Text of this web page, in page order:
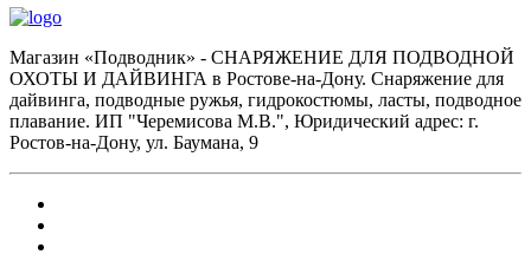
Магазин «Подводник» - СНАРЯЖЕНИЕ ДЛЯ ПОДВОДНОЙ
ОХОТЫ И ДАЙВИНГА в Ростове-на-Дону. Снаряжение для
дайвинга, подводные ружья, гидрокостюмы, ласты, подводное
плавание. ИП "Черемисова М.В.", Юридический адрес: г.
Ростов-на-Дону, ул. Баумана, 9